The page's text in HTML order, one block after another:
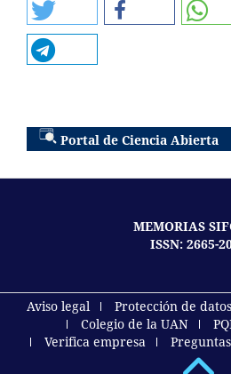
Portal de Ciencia Abierta
MEMORIAS
ISSN: 2665-
Aviso legal Protección de datos
Colegio de la UAN
Verifica empresa